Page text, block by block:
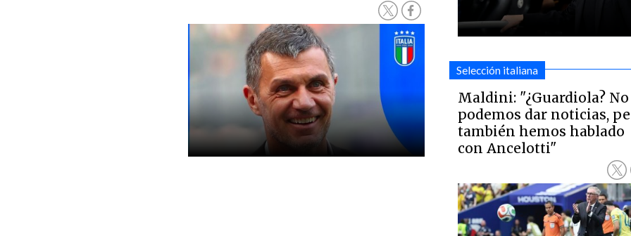
Selección italiana
Maldini: "¿Guardiola? No
podemos dar noticias,
también hemos hablado
con Ancelotti"